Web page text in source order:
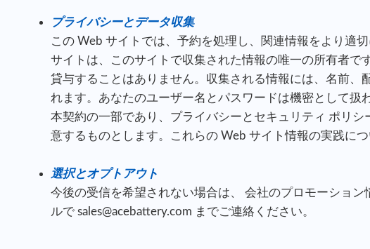
プライバシーとデータ収集
この Web サイトでは、予約を処理し、関連情報をより適
サイトは、このサイトで収集された情報の唯一の所有者
貸与することはありません。収集される情報には、名前、
れます。あなたのユーザー名とパスワードは機密として
本契約の一部であり、プライバシーとセキュリティ ポリ
意するものとします。これらの Web サイト情報の実践に
選択とオプトアウト
今後の受信を希望されない場合は、 会社のプロモーショ
ルで sales@acebattery.com までご連絡ください。